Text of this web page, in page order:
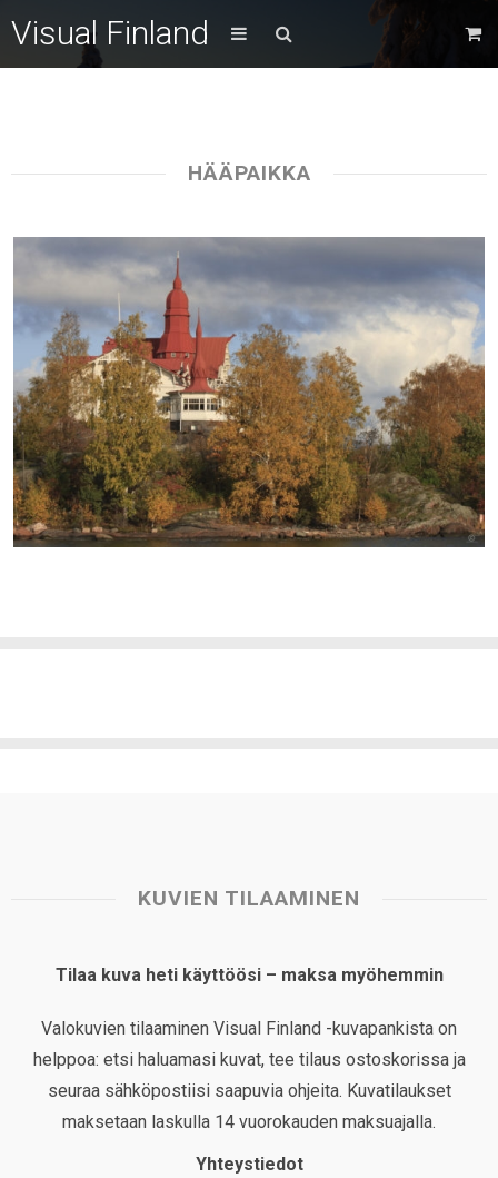
Visual Finland
HÄÄPAIKKA
KUVIEN TILAAMINEN
Tilaa kuva heti käyttöösi – maksa myöhemmin
Valokuvien tilaaminen Visual Finland -kuvapankista on
helppoa: etsi haluamasi kuvat, tee tilaus ostoskorissa ja
seuraa sähköpostiisi saapuvia ohjeita. Kuvatilaukset
maksetaan laskulla 14 vuorokauden maksuajalla.
Yhteystiedot